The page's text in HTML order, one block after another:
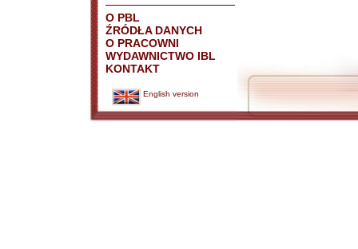
O PBL
ŹRÓDŁA DANYCH
O PRACOWNI
WYDAWNICTWO IBL
KONTAKT
English version